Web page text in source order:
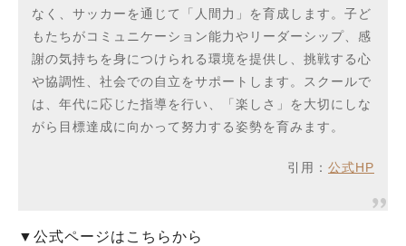
なく、サッカーを通じて「人間力」を育成します。子ど
もたちがコミュニケーション能力やリーダーシップ、感
謝の気持ちを身につけられる環境を提供し、挑戦する心
や協調性、社会での自立をサポートします。スクールで
は、年代に応じた指導を行い、「楽しさ」を大切にしな
がら目標達成に向かって努力する姿勢を育みます。
引用： 公式HP
▼公式ページはこちらから